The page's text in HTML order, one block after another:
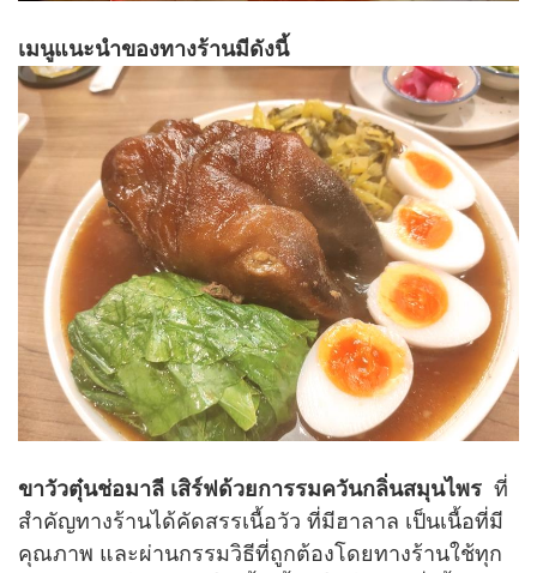
เมนูแนะนำของทางร้านมีดังนี้
ขาวัวตุ๋นช่อมาลี เสิร์ฟด้วยการรมควันกลิ่นสมุนไพร ที่
สำคัญทางร้านได้คัดสรรเนื้อวัว ที่มีฮาลาล เป็นเนื้อที่มี
คุณภาพ และผ่านกรรมวิธีที่ถูกต้องโดยทางร้านใช้ทุก